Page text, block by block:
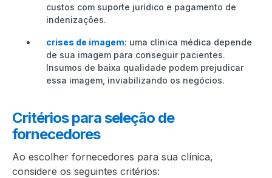
custos com suporte jurídico e pagamento de
indenizações.
crises de imagem: uma clínica médica depende
de sua imagem para conseguir pacientes.
Insumos de baixa qualidade podem prejudicar
essa imagem, inviabilizando os negócios.
Critérios para seleção de
fornecedores
Ao escolher fornecedores para sua clínica,
considere os seguintes critérios: